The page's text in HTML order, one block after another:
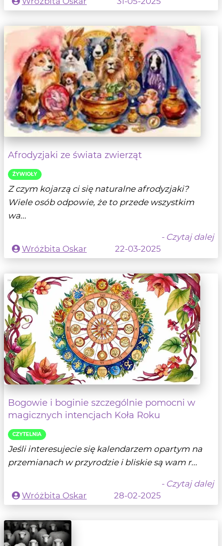
Afrodyzjaki ze świata zwierząt
ŹYWIOŁY
Z czym kojarzą ci się naturalne afrodyzjaki?
Wiele osób odpowie, że to przede wszystkim
wa...
- Czytaj dalej
Wróżbita Oskar
22-03-2025
Bogowie i boginie szczególnie pomocni w
magicznych intencjach Koła Roku
CZYTELNIA
Jeśli interesujecie się kalendarzem opartym na
przemianach w przyrodzie i bliskie są wam r...
- Czytaj dalej
Wróżbita Oskar
28-02-2025